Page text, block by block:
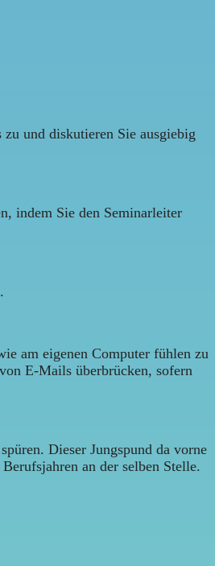
und diskutieren Sie ausgiebig
indem Sie den Seminarleiter
am eigenen Computer fühlen zu
E-Mails überbrücken, sofern
Dieser Jungspund da vorne
an der selben Stelle.